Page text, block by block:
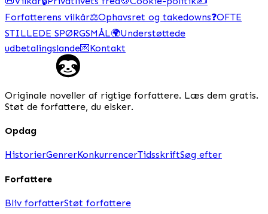
Forfatterens vilkår⚖️Ophavsret og takedowns❓OFTE
STILLEDE SPØRGSMÅL🌍Understøttede
udbetalingslande💌Kontakt
Originale noveller af rigtige forfattere. Læs dem gratis.
Støt de forfattere, du elsker.
Opdag
HistorierGenrerKonkurrencerTidsskriftSøg efter
Forfattere
Bliv forfatterStøt forfattere